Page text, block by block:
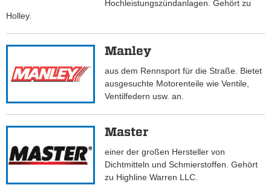
Hochleistungszündanlagen. Gehört zu
Holley.
Manley
aus dem Rennsport für die Straße. Bietet
ausgesuchte Motorenteile wie Ventile,
Ventilfedern usw. an.
Master
einer der großen Hersteller von
Dichtmitteln und Schmierstoffen. Gehört
zu Highline Warren LLC.